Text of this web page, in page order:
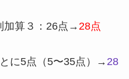
加算３：26点→28点
に5点（5〜35点）→28